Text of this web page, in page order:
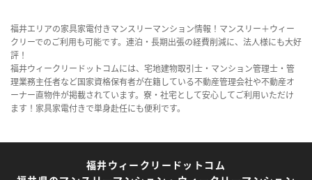
福井エリアの家具家電付きマンスリーマンション情報！マンスリー＋ウィー
クリーでのご利用も可能です。連泊・長期出張の経費削減に、法人様にも大好
評！
福井ウィークリードットコムには、宅地建物取引士・マンション管理士・管
理業務主任者など国家資格保有者が在籍している不動産管理会社や不動産オ
ーナー直物件が掲載されています。寮・社宅として安心してご利用いただけ
ます！家具家電付きで単身赴任にも便利です。
福井ウィークリードットコム